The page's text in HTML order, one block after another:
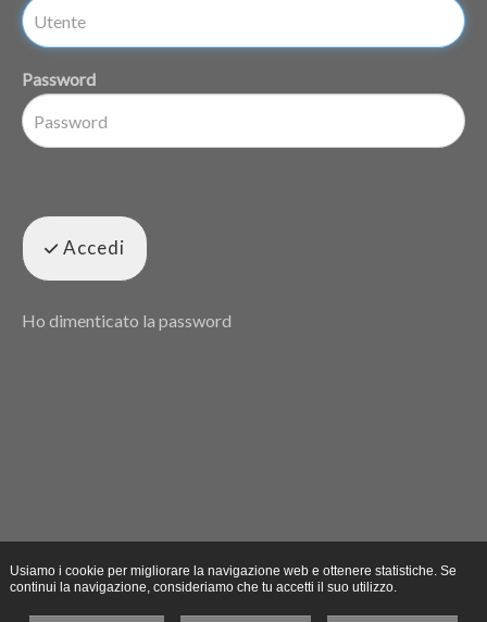
Password
Accedi
Ho dimenticato la password
Usiamo i cookie per migliorare la navigazione web e ottenere statistiche. Se
continui la navigazione, consideriamo che tu accetti il suo utilizzo.